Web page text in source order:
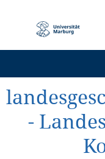
Navigation
-